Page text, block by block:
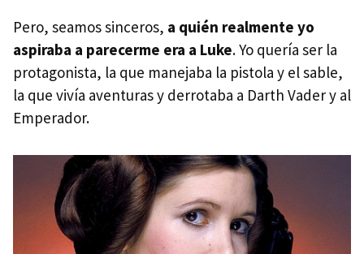
Pero, seamos sinceros, a quién realmente yo
aspiraba a parecerme era a Luke. Yo quería ser la
protagonista, la que manejaba la pistola y el sable,
la que vivía aventuras y derrotaba a Darth Vader y al
Emperador.